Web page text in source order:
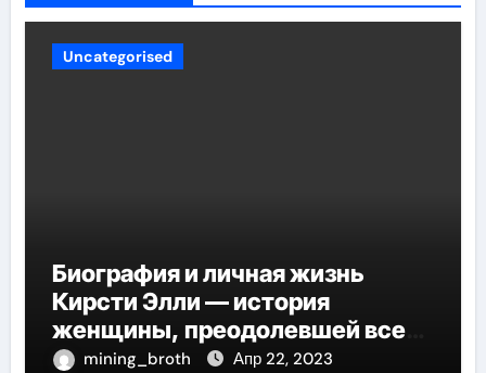
Uncategorised
Биография и личная жизнь
Кирсти Элли — история
женщины, преодолевшей все
трудности и стала
mining_broth Апр 22, 2023